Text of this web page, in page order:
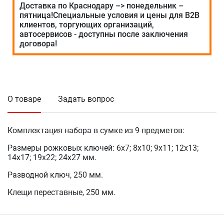
Доставка по Краснодару –> понедельник –
пятница!Специальные условия и цены для В2В
клиентов, торгующих организаций,
автосервисов - доступны после заключения
договора!
О товаре Задать вопрос
Комплектация набора в сумке из 9 предметов:
Размеры рожковых ключей: 6x7; 8x10; 9x11; 12x13;
14x17; 19x22; 24x27 мм.
Разводной ключ, 250 мм.
Клещи переставные, 250 мм.